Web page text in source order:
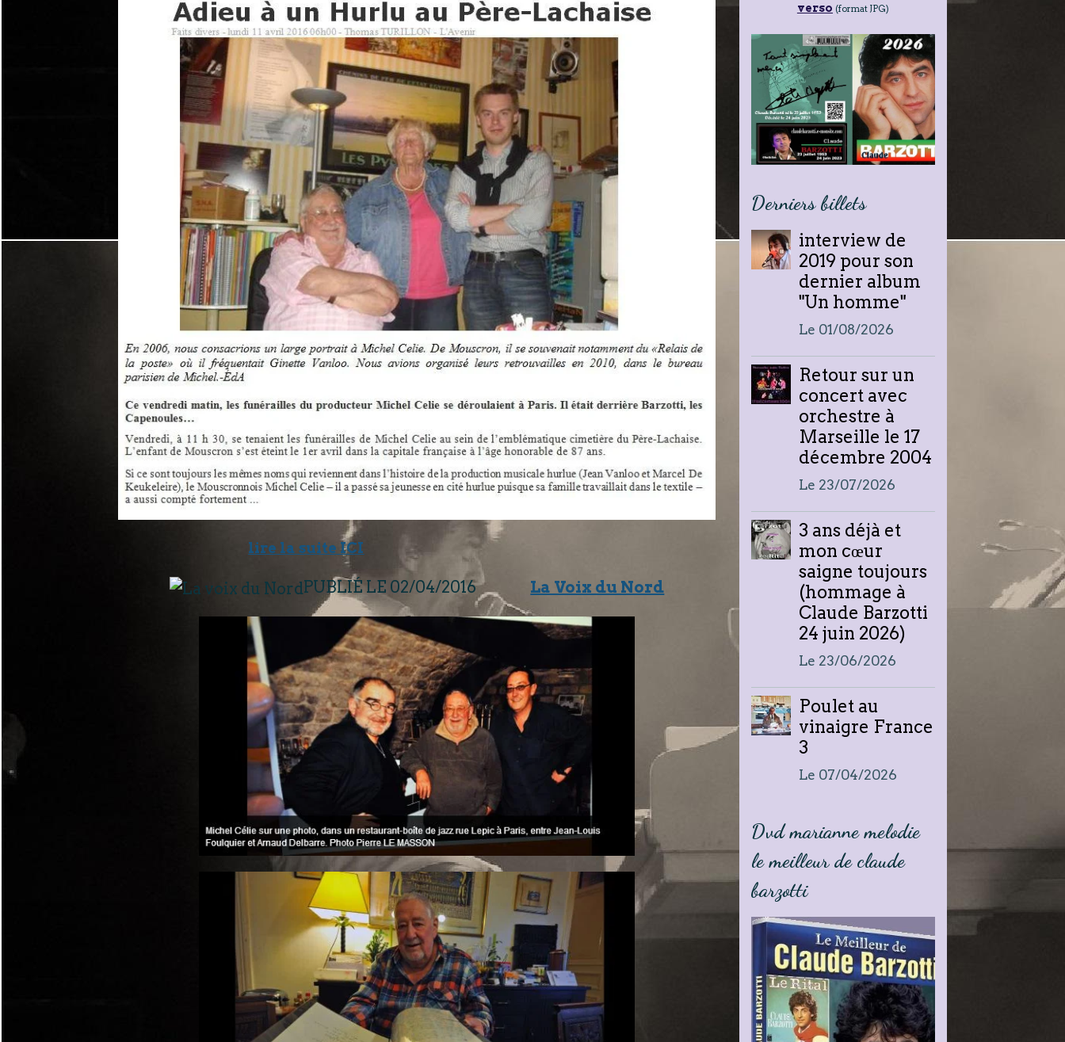
lire la suite ICI
PUBLIÉ LE 02/04/2016 La Voix du Nord
verso (format JPG)
Derniers billets
interview de
2019 pour son
dernier album
"Un homme"
Le 01/08/2026
Retour sur un
concert avec
orchestre à
Marseille le 17
décembre 2004
Le 23/07/2026
3 ans déjà et
mon cœur
saigne toujours
(hommage à
Claude Barzotti
24 juin 2026)
Le 23/06/2026
Poulet au
vinaigre France
3
Le 07/04/2026
Dvd marianne melodie
le meilleur de claude
barzotti